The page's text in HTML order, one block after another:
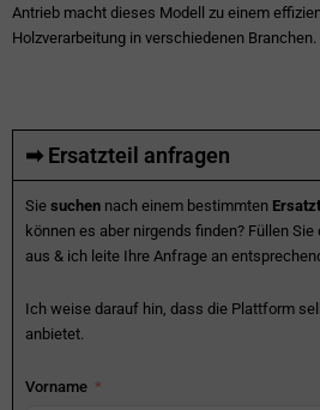
Antrieb macht dieses Modell zu einem
Holzverarbeitung in verschiedenen Branchen.
➡ Ersatzteil anfragen
Sie suchen nach einem bestimmten
können es aber nirgends finden? Füllen
aus & ich leite Ihre Anfrage an
Ich weise darauf hin, dass die Plattform
anbietet.
Vorname